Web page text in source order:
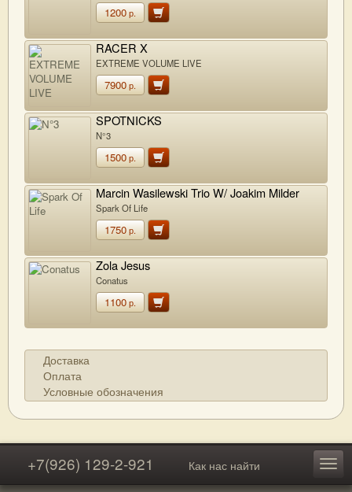
1200р.
RACER X
EXTREME VOLUME LIVE
7900р.
SPOTNICKS
N°3
1500р.
Marcin Wasilewski Trio W/ Joakim Milder
Spark Of Life
1750р.
Zola Jesus
Conatus
1100р.
Доставка
Оплата
Условные обозначения
+7(926) 129-2-921 Как нас найти